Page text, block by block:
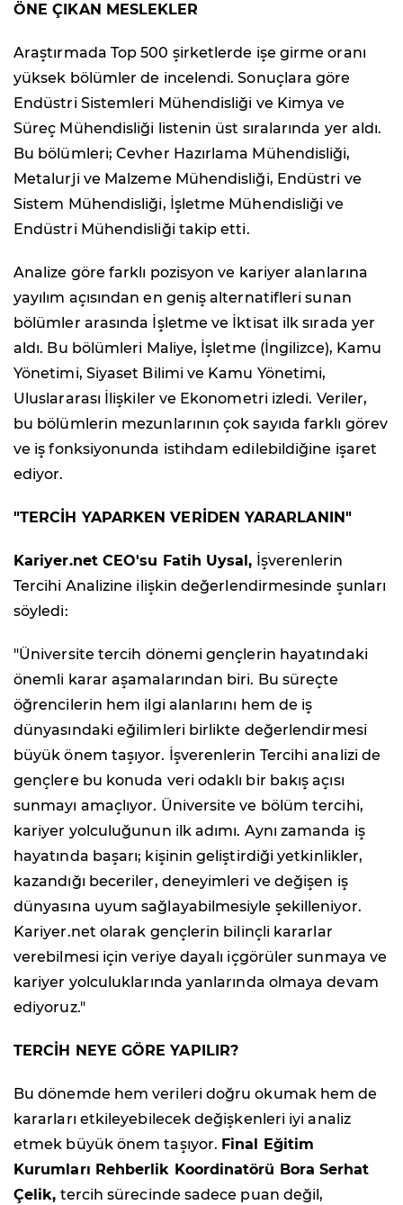
ÖNE ÇIKAN MESLEKLER
Araştırmada Top 500 şirketlerde işe girme oranı
yüksek bölümler de incelendi. Sonuçlara göre
Endüstri Sistemleri Mühendisliği ve Kimya ve
Süreç Mühendisliği listenin üst sıralarında yer aldı.
Bu bölümleri; Cevher Hazırlama Mühendisliği,
Metalurji ve Malzeme Mühendisliği, Endüstri ve
Sistem Mühendisliği, İşletme Mühendisliği ve
Endüstri Mühendisliği takip etti.
Analize göre farklı pozisyon ve kariyer alanlarına
yayılım açısından en geniş alternatifleri sunan
bölümler arasında İşletme ve İktisat ilk sırada yer
aldı. Bu bölümleri Maliye, İşletme (İngilizce), Kamu
Yönetimi, Siyaset Bilimi ve Kamu Yönetimi,
Uluslararası İlişkiler ve Ekonometri izledi. Veriler,
bu bölümlerin mezunlarının çok sayıda farklı görev
ve iş fonksiyonunda istihdam edilebildiğine işaret
ediyor.
"TERCİH YAPARKEN VERİDEN YARARLANIN"
Kariyer.net CEO'su Fatih Uysal, İşverenlerin
Tercihi Analizine ilişkin değerlendirmesinde şunları
söyledi:
"Üniversite tercih dönemi gençlerin hayatındaki
önemli karar aşamalarından biri. Bu süreçte
öğrencilerin hem ilgi alanlarını hem de iş
dünyasındaki eğilimleri birlikte değerlendirmesi
büyük önem taşıyor. İşverenlerin Tercihi analizi de
gençlere bu konuda veri odaklı bir bakış açısı
sunmayı amaçlıyor. Üniversite ve bölüm tercihi,
kariyer yolculuğunun ilk adımı. Aynı zamanda iş
hayatında başarı; kişinin geliştirdiği yetkinlikler,
kazandığı beceriler, deneyimleri ve değişen iş
dünyasına uyum sağlayabilmesiyle şekilleniyor.
Kariyer.net olarak gençlerin bilinçli kararlar
verebilmesi için veriye dayalı içgörüler sunmaya ve
kariyer yolculuklarında yanlarında olmaya devam
ediyoruz."
TERCİH NEYE GÖRE YAPILIR?
Bu dönemde hem verileri doğru okumak hem de
kararları etkileyebilecek değişkenleri iyi analiz
etmek büyük önem taşıyor. Final Eğitim
Kurumları Rehberlik Koordinatörü Bora Serhat
Çelik, tercih sürecinde sadece puan değil,